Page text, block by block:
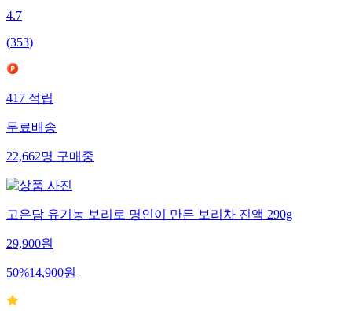
4.7
(353)
417적립
무료배송
22,662명구매중
고은담 유기농 보리로 명인이 만든 보리차 진액 290g
29,900원
50%14,900원